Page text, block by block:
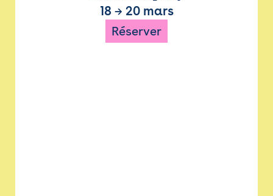
18 → 20 mars
Réserver